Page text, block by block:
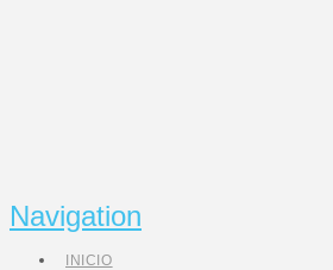
Navigation
INICIO